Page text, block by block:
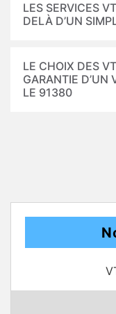
LES SERVICES
DELÀ D’UN
LE CHOIX DES
GARANTIE D’UN
LE 91380